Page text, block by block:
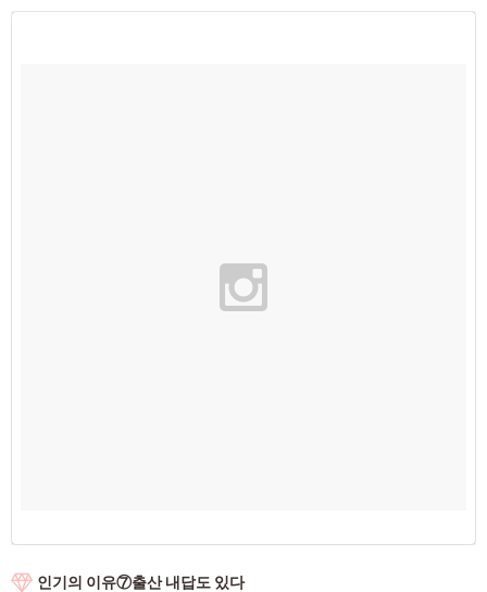
인기의 이유⑦출산 내답도 있다